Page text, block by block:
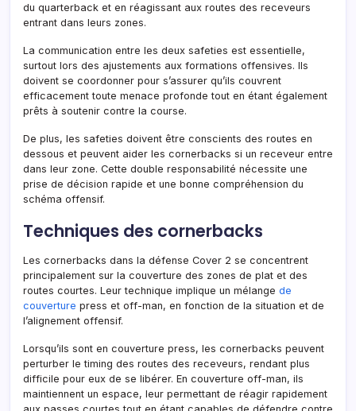
du quarterback et en réagissant aux routes des receveurs
entrant dans leurs zones.
La communication entre les deux safeties est essentielle,
surtout lors des ajustements aux formations offensives. Ils
doivent se coordonner pour s’assurer qu’ils couvrent
efficacement toute menace profonde tout en étant également
prêts à soutenir contre la course.
De plus, les safeties doivent être conscients des routes en
dessous et peuvent aider les cornerbacks si un receveur entre
dans leur zone. Cette double responsabilité nécessite une
prise de décision rapide et une bonne compréhension du
schéma offensif.
Techniques des cornerbacks
Les cornerbacks dans la défense Cover 2 se concentrent
principalement sur la couverture des zones de plat et des
routes courtes. Leur technique implique un mélange de
couverture press et off-man, en fonction de la situation et de
l’alignement offensif.
Lorsqu’ils sont en couverture press, les cornerbacks peuvent
perturber le timing des routes des receveurs, rendant plus
difficile pour eux de se libérer. En couverture off-man, ils
maintiennent un espace, leur permettant de réagir rapidement